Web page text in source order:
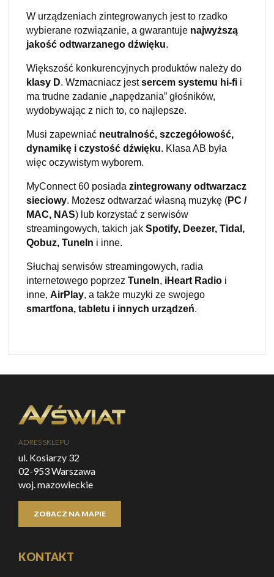
W urządzeniach zintegrowanych jest to rzadko
wybierane rozwiązanie, a gwarantuje najwyższą
jakość odtwarzanego dźwięku.
Większość konkurencyjnych produktów należy do
klasy D. Wzmacniacz jestsercem systemu hi-fi i
ma trudne zadanie „napędzania” głośników,
wydobywając z nich to, co najlepsze.
Musi zapewniać neutralność, szczegółowość,
dynamikę i czystość dźwięku. Klasa AB była
więc oczywistym wyborem.
MyConnect 60 posiada zintegrowany odtwarzacz
sieciowy. Możesz odtwarzać własną muzykę (PC /
MAC, NAS) lub korzystać z serwisów
streamingowych, takich jak Spotify, Deezer, Tidal,
Qobuz, TuneIn i inne.
Słuchaj serwisów streamingowych, radia
internetowego poprzez TuneIn, iHeart Radio i
inne, AirPlay, a także muzyki ze swojego
smartfona, tabletu i innych urządzeń.
ADRES SKLEPU
ul. Kosiarzy 32
02-953 Warszawa
woj. mazowieckie
ZOBACZ NA MAPIE
KONTAKT